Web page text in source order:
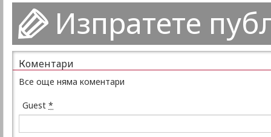
Изпратете
Коментари
Все още няма коментари
Guest *